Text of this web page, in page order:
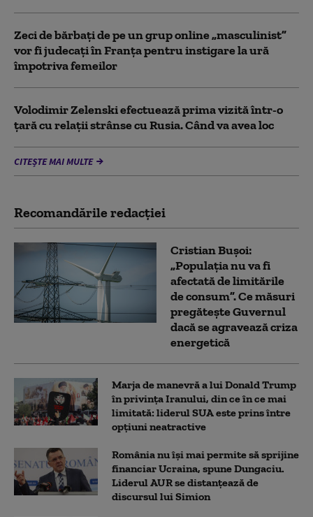
Zeci de bărbați de pe un grup online „masculinist”
vor fi judecați în Franța pentru instigare la ură
împotriva femeilor
Volodimir Zelenski efectuează prima vizită într-o
țară cu relații strânse cu Rusia. Când va avea loc
CITEȘTE MAI MULTE
Recomandările redacţiei
Cristian Bușoi:
„Populația nu va fi
afectată de limitările
de consum”. Ce măsuri
pregătește Guvernul
dacă se agravează criza
energetică
Marja de manevră a lui Donald Trump
în privința Iranului, din ce în ce mai
limitată: liderul SUA este prins între
opțiuni neatractive
România nu își mai permite să sprijine
financiar Ucraina, spune Dungaciu.
Liderul AUR se distanțează de
discursul lui Simion